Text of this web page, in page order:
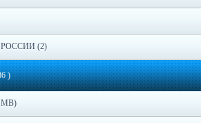
РОССИИ (2)
)
MB)